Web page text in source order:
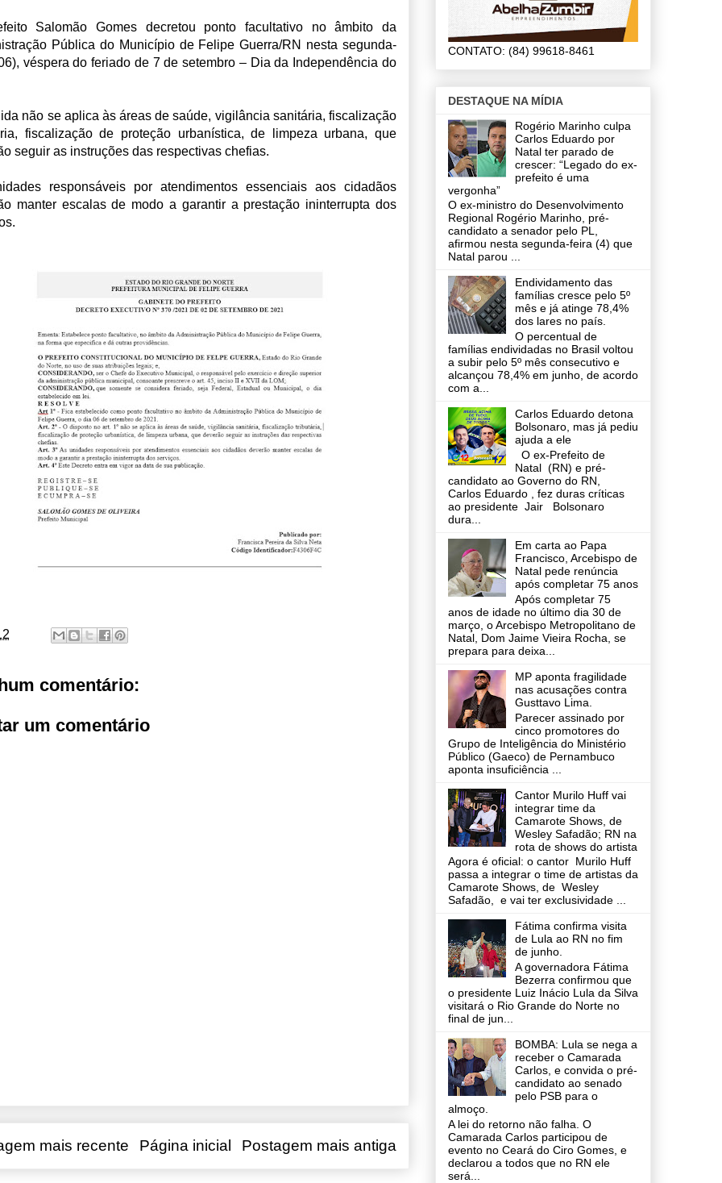
Salomão Gomes decretou ponto facultativo no âmbito da
Pública do Município de Felipe Guerra/RN nesta segunda-
véspera do feriado de 7 de setembro – Dia da Independência do
não se aplica às áreas de saúde, vigilância sanitária, fiscalização
fiscalização de proteção urbanística, de limpeza urbana, que
seguir as instruções das respectivas chefias.
responsáveis por atendimentos essenciais aos cidadãos
manter escalas de modo a garantir a prestação ininterrupta dos
comentário:
um comentário
mais recente Postagem mais antiga
Página inicial
CONTATO: (84) 99618-8461
DESTAQUE NA MÍDIA
Rogério Marinho culpa
Carlos Eduardo por
Natal ter parado de
crescer: “Legado do ex-
prefeito é uma
vergonha”
O ex-ministro do Desenvolvimento
Regional Rogério Marinho, pré-
candidato a senador pelo PL,
afirmou nesta segunda-feira (4) que
Natal parou ...
Endividamento das
famílias cresce pelo 5º
mês e já atinge 78,4%
dos lares no país.
O percentual de
famílias endividadas no Brasil voltou
a subir pelo 5º mês consecutivo e
alcançou 78,4% em junho, de acordo
com a...
Carlos Eduardo detona
Bolsonaro, mas já pediu
ajuda a ele
O ex-Prefeito de
Natal (RN) e pré-
candidato ao Governo do RN,
Carlos Eduardo , fez duras críticas
ao presidente Jair Bolsonaro
dura...
Em carta ao Papa
Francisco, Arcebispo de
Natal pede renúncia
após completar 75 anos
Após completar 75
anos de idade no último dia 30 de
março, o Arcebispo Metropolitano de
Natal, Dom Jaime Vieira Rocha, se
prepara para deixa...
MP aponta fragilidade
nas acusações contra
Gusttavo Lima.
Parecer assinado por
cinco promotores do
Grupo de Inteligência do Ministério
Público (Gaeco) de Pernambuco
aponta insuficiência ...
Cantor Murilo Huff vai
integrar time da
Camarote Shows, de
Wesley Safadão; RN na
rota de shows do artista
Agora é oficial: o cantor Murilo Huff
passa a integrar o time de artistas da
Camarote Shows, de Wesley
Safadão, e vai ter exclusividade ...
Fátima confirma visita
de Lula ao RN no fim
de junho.
A governadora Fátima
Bezerra confirmou que
o presidente Luiz Inácio Lula da Silva
visitará o Rio Grande do Norte no
final de jun...
BOMBA: Lula se nega a
receber o Camarada
Carlos, e convida o pré-
candidato ao senado
pelo PSB para o
almoço.
A lei do retorno não falha. O
Camarada Carlos participou de
evento no Ceará do Ciro Gomes, e
declarou a todos que no RN ele
será...